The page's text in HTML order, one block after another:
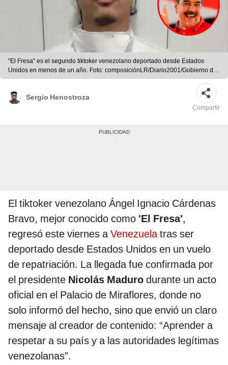
"El Fresa" es el segundo tiktoker venezolano deportado desde Estados
Unidos en menos de un año. Foto: composiciónLR/Diario2001/Gobierno de
Venezuela
Sergio Henostroza
Compartir
El tiktoker venezolano Ángel Ignacio Cárdenas
Bravo, mejor conocido como 'El Fresa',
regresó este viernes aVenezuelatras ser
deportado desde Estados Unidos en un vuelo
de repatriación. La llegada fue confirmada por
el presidente Nicolás Maduro durante un acto
oficial en el Palacio de Miraflores, donde no
solo informó del hecho, sino que envió un claro
mensaje al creador de contenido: “Aprender a
respetar a su país y a las autoridades legítimas
venezolanas”.